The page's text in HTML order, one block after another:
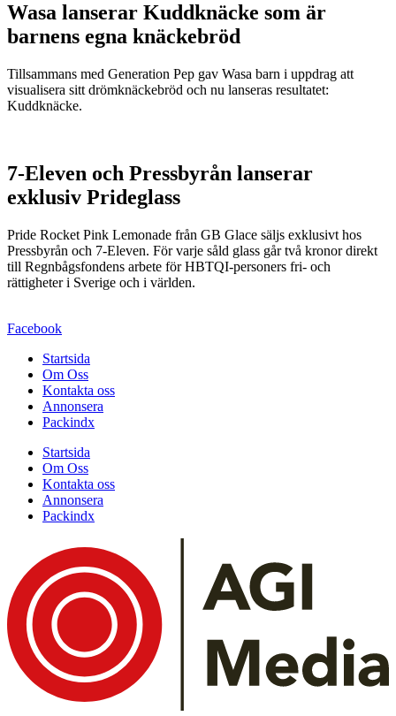
Wasa lanserar Kuddknäcke som är
barnens egna knäckebröd
Tillsammans med Generation Pep gav Wasa barn i uppdrag att
visualisera sitt drömknäckebröd och nu lanseras resultatet:
Kuddknäcke.
7-Eleven och Pressbyrån lanserar
exklusiv Prideglass
Pride Rocket Pink Lemonade från GB Glace säljs exklusivt hos
Pressbyrån och 7-Eleven. För varje såld glass går två kronor direkt
till Regnbågsfondens arbete för HBTQI-personers fri- och
rättigheter i Sverige och i världen.
Facebook
Startsida
Om Oss
Kontakta oss
Annonsera
Packindx
Startsida
Om Oss
Kontakta oss
Annonsera
Packindx